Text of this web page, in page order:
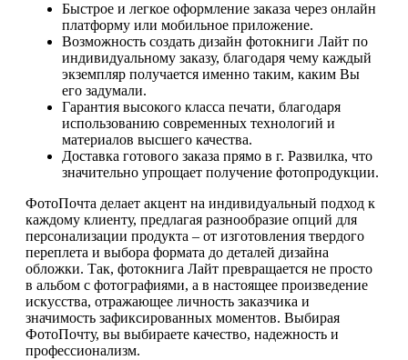
Быстрое и легкое оформление заказа через онлайн
платформу или мобильное приложение.
Возможность создать дизайн фотокниги Лайт по
индивидуальному заказу, благодаря чему каждый
экземпляр получается именно таким, каким Вы
его задумали.
Гарантия высокого класса печати, благодаря
использованию современных технологий и
материалов высшего качества.
Доставка готового заказа прямо в г. Развилка, что
значительно упрощает получение фотопродукции.
ФотоПочта делает акцент на индивидуальный подход к
каждому клиенту, предлагая разнообразие опций для
персонализации продукта – от изготовления твердого
переплета и выбора формата до деталей дизайна
обложки. Так, фотокнига Лайт превращается не просто
в альбом с фотографиями, а в настоящее произведение
искусства, отражающее личность заказчика и
значимость зафиксированных моментов. Выбирая
ФотоПочту, вы выбираете качество, надежность и
профессионализм.